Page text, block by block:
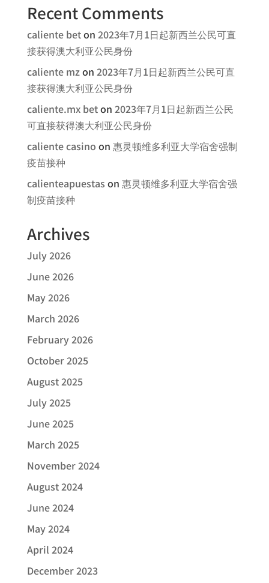
Recent Comments
caliente beton 2023年7月1日起新西兰公民可直
接获得澳大利亚公民身份
caliente mzon 2023年7月1日起新西兰公民可直
接获得澳大利亚公民身份
caliente.mx beton 2023年7月1日起新西兰公民
可直接获得澳大利亚公民身份
caliente casino on 惠灵顿维多利亚大学宿舍强制
疫苗接种
calienteapuestas on 惠灵顿维多利亚大学宿舍强
制疫苗接种
Archives
July 2026
June 2026
May 2026
March 2026
February 2026
October 2025
August 2025
July 2025
June 2025
March 2025
November 2024
August 2024
June 2024
May 2024
April 2024
December 2023